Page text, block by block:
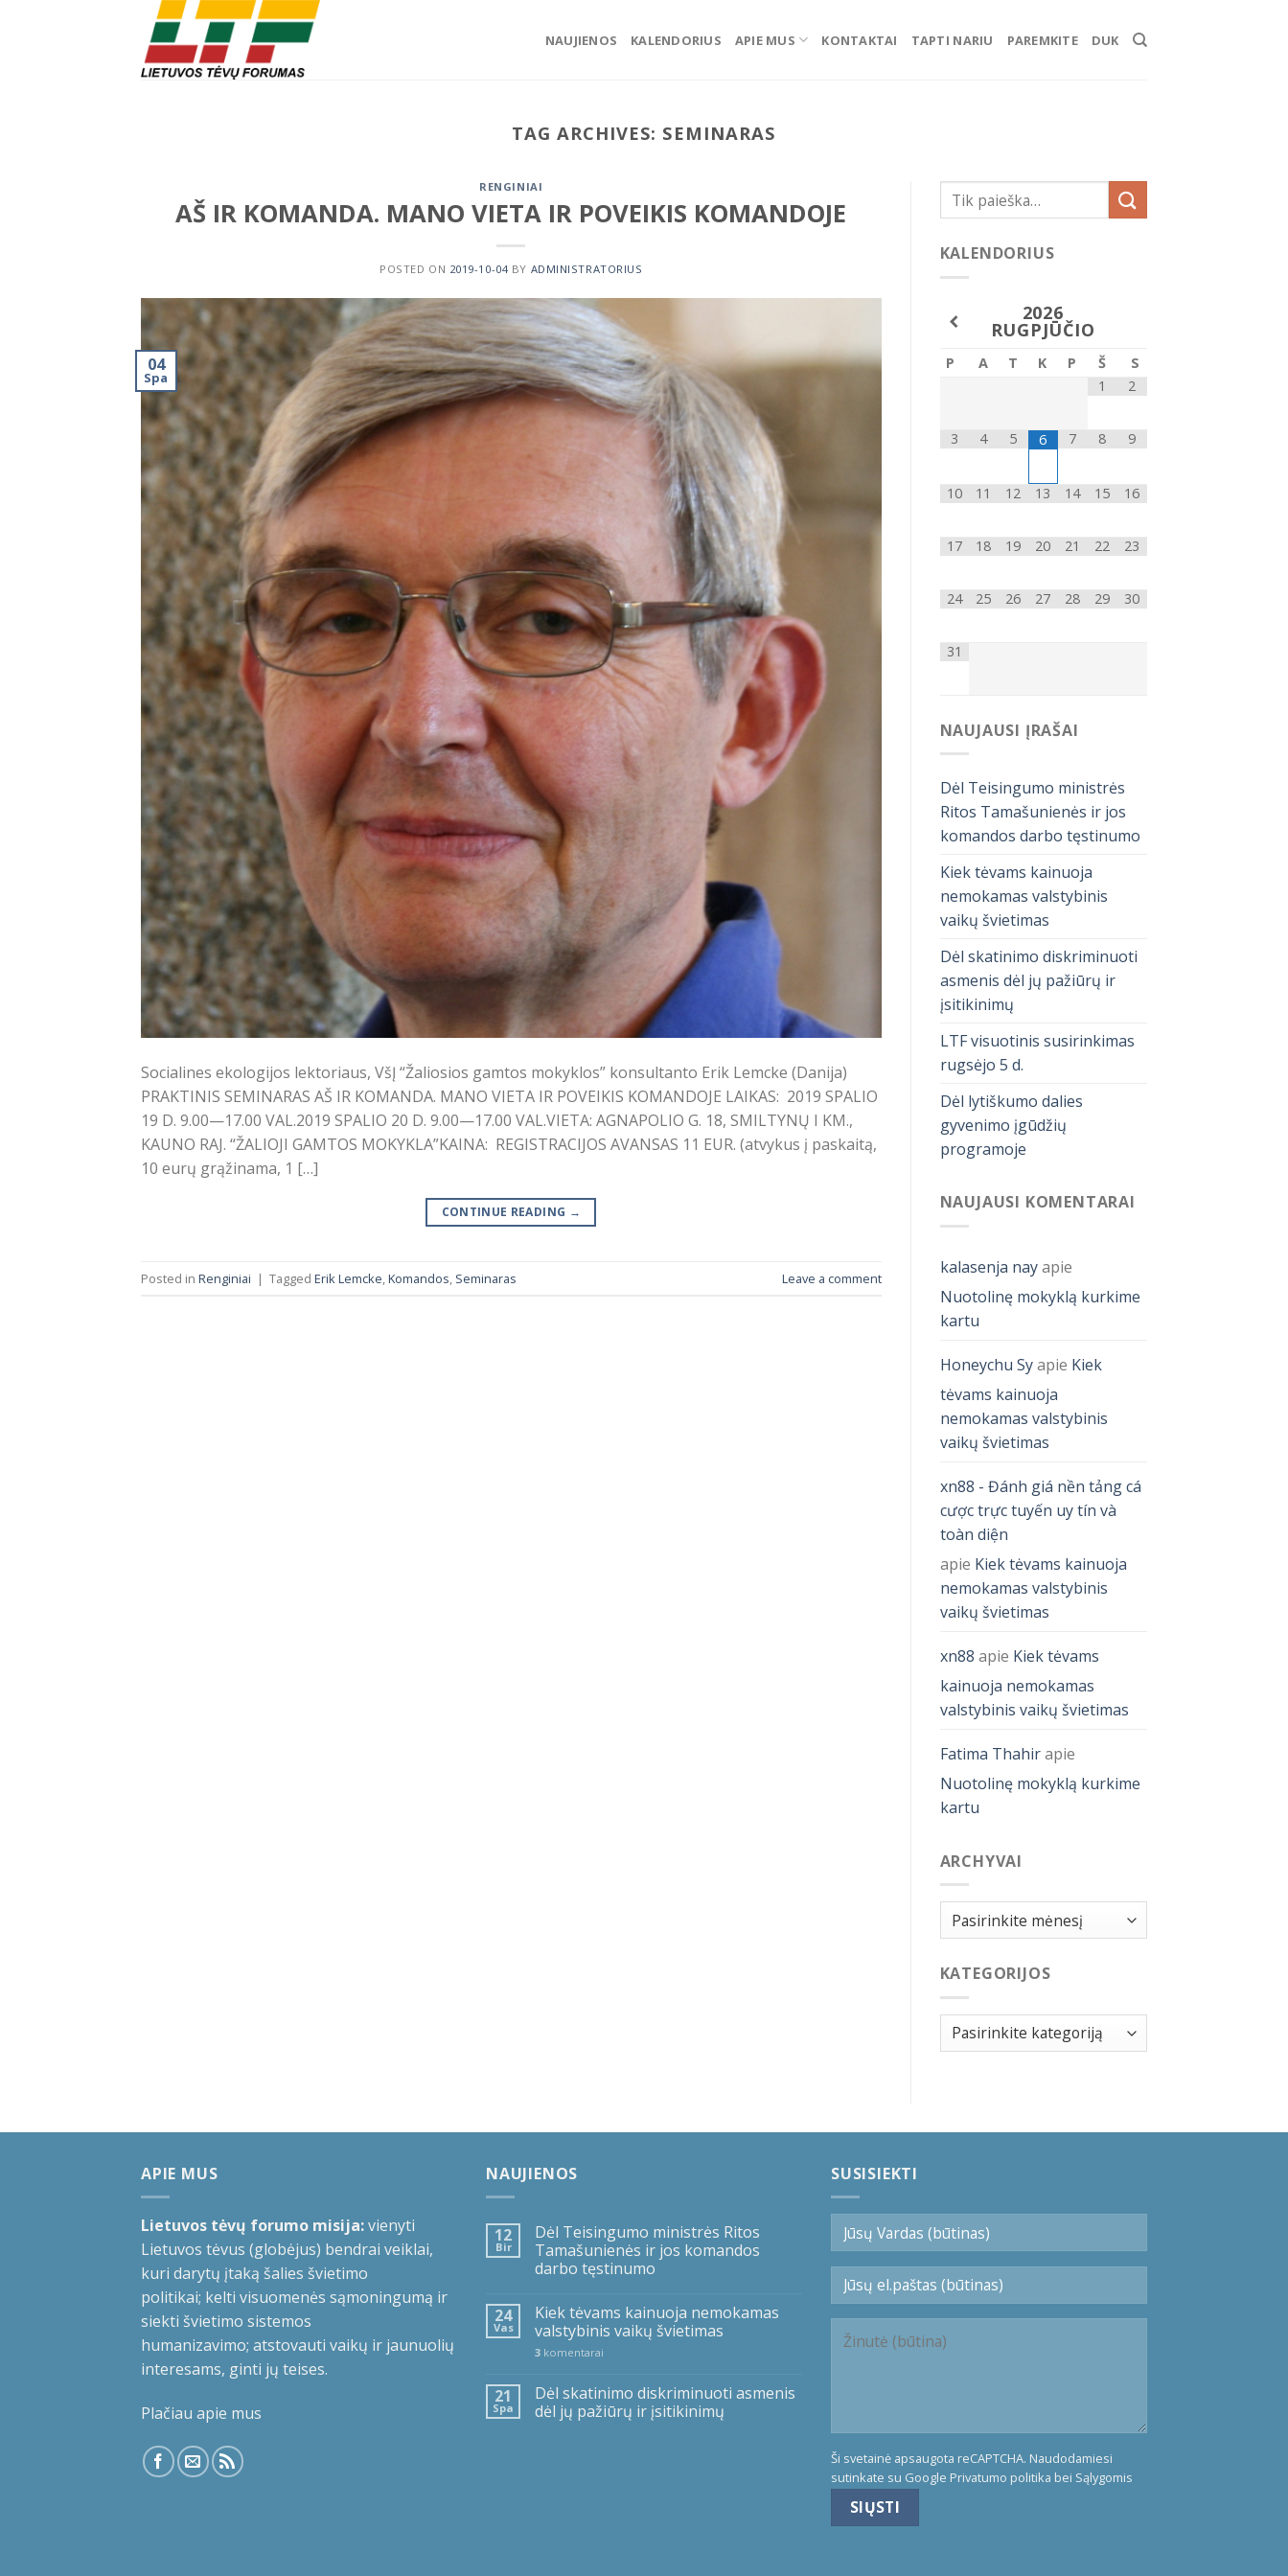
NAUJIENOS KALENDORIUS APIE MUS KONTAKTAI TAPTI NARIU PAREMKITE DUK
TAG ARCHIVES: SEMINARAS
RENGINIAI
AŠ IR KOMANDA. MANO VIETA IR POVEIKIS KOMANDOJE
POSTED ON 2019-10-04BY ADMINISTRATORIUS
04
Spa
Socialines ekologijos lektoriaus, VšĮ “Žaliosios gamtos mokyklos” konsultanto Erik Lemcke (Danija)
PRAKTINIS SEMINARAS AŠ IR KOMANDA. MANO VIETA IR POVEIKIS KOMANDOJE LAIKAS: 2019 SPALIO
19 D. 9.00—17.00 VAL.2019 SPALIO 20 D. 9.00—17.00 VAL.VIETA: AGNAPOLIO G. 18, SMILTYNŲ I KM.,
KAUNO RAJ. “ŽALIOJI GAMTOS MOKYKLA”KAINA: REGISTRACIJOS AVANSAS 11 EUR. (atvykus į paskaitą,
10 eurų grąžinama, 1 […]
CONTINUE READING →
Posted in Renginiai | Tagged Erik Lemcke,Komandos, Seminaras Leave a comment
KALENDORIUS
2026
RUGPJŪČIO
P A T K P Š
S
1
2
3 4 5 6 7 8 9
10 11 12 13 14 15 16
17 18 19 20 21 22 23
24 25 26 27 28 29 30
31
NAUJAUSI ĮRAŠAI
Dėl Teisingumo ministrės
Ritos Tamašunienės ir jos
komandos darbo tęstinumo
Kiek tėvams kainuoja
nemokamas valstybinis
vaikų švietimas
Dėl skatinimo diskriminuoti
asmenis dėl jų pažiūrų ir
įsitikinimų
LTF visuotinis susirinkimas
rugsėjo 5 d.
Dėl lytiškumo dalies
gyvenimo įgūdžių
programoje
NAUJAUSI KOMENTARAI
kalasenja nayapie
Nuotolinę mokyklą kurkime
kartu
Honeychu Syapie Kiek
tėvams kainuoja
nemokamas valstybinis
vaikų švietimas
xn88 - Đánh giá nền tảng cá
cược trực tuyến uy tín và
toàn diện
apie Kiek tėvams kainuoja
nemokamas valstybinis
vaikų švietimas
xn88 apie Kiek tėvams
kainuoja nemokamas
valstybinis vaikų švietimas
Fatima Thahirapie
Nuotolinę mokyklą kurkime
kartu
ARCHYVAI
Archyvai
KATEGORIJOS
Kategorijos
APIE MUS
Lietuvos tėvų forumo misija:vienyti
Lietuvos tėvus (globėjus) bendrai veiklai,
kuri darytų įtaką šalies švietimo
politikai; kelti visuomenės sąmoningumą ir
siekti švietimo sistemos
humanizavimo; atstovauti vaikų ir jaunuolių
interesams, ginti jų teises.
Plačiau apie mus
NAUJIENOS
12
Bir
Dėl Teisingumo ministrės Ritos
Tamašunienės ir jos komandos
darbo tęstinumo
24
Vas
Kiek tėvams kainuoja nemokamas
valstybinis vaikų švietimas
3 komentarai
21
Spa
Dėl skatinimo diskriminuoti asmenis
dėl jų pažiūrų ir įsitikinimų
SUSISIEKTI
Ši svetainė apsaugota reCAPTCHA. Naudodamiesi
sutinkate su Google Privatumo politika bei Sąlygomis